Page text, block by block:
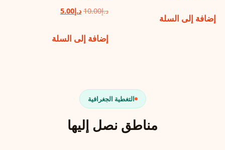
هو:
هو:
إضافة إلى السلة
د.إ10.00السعر
هو:
د.إ5.00السعر
هو:
إضافة إلى السلة
التغطية الجغرافية
مناطق نصل إليها